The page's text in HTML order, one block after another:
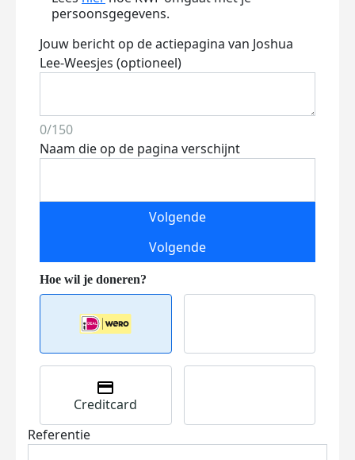
persoonsgegevens.
Jouw bericht op de actiepagina van Joshua
Lee-Weesjes (optioneel)
0/150
Naam die op de pagina verschijnt
Volgende
Volgende
Creditcard
Referentie